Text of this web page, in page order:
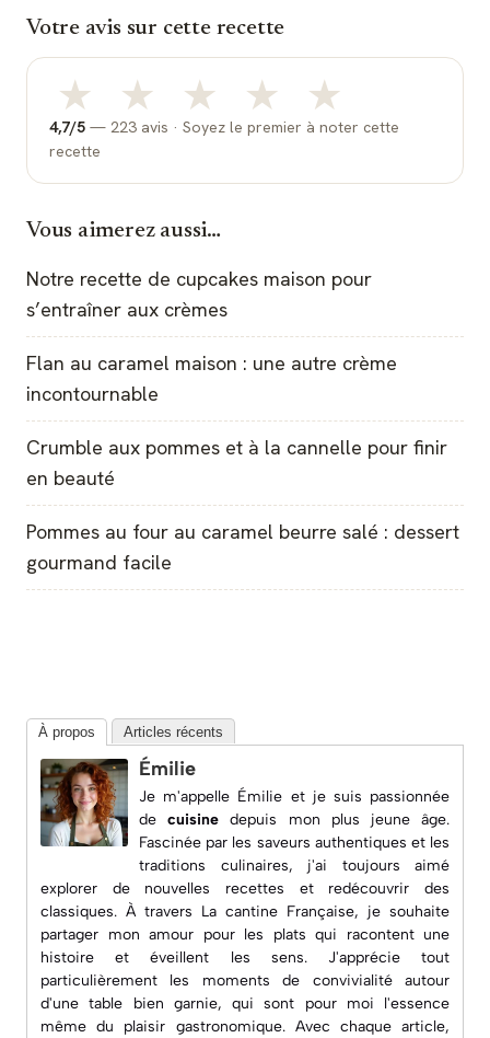
Votre avis sur cette recette
★ ★ ★ ★ ★
4,7/5 — 223 avis · Soyez le premier à noter cette
recette
Vous aimerez aussi…
Notre recette de cupcakes maison pour
s’entraîner aux crèmes
Flan au caramel maison : une autre crème
incontournable
Crumble aux pommes et à la cannelle pour finir
en beauté
Pommes au four au caramel beurre salé : dessert
gourmand facile
À propos Articles récents
Émilie
Je m'appelle Émilie et je suis passionnée
decuisine depuis mon plus jeune âge.
Fascinée par les saveurs authentiques et les
traditions culinaires, j'ai toujours aimé
explorer de nouvelles recettes et redécouvrir des
classiques. À travers La cantine Française, je souhaite
partager mon amour pour les plats qui racontent une
histoire et éveillent les sens. J'apprécie tout
particulièrement les moments de convivialité autour
d'une table bien garnie, qui sont pour moi l'essence
même du plaisir gastronomique. Avec chaque article,